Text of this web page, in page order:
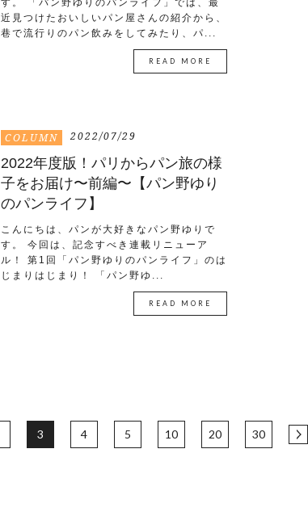
す。 「パン野ゆりのパンライフ」では、最
近見つけたおいしいパン屋さんの紹介から、
巷で流行りのパン飲みをしてみたり、パ...
READ MORE
COLUMN 2022/07/29
2022年度版！パリからパン旅の様
子をお届け〜前編〜【パン野ゆり
のパンライフ】
こんにちは、パンが大好きなパン野ゆりで
す。 今回は、記念すべき連載リニューア
ル！ 第1回「パン野ゆりのパンライフ」のは
じまりはじまり！ 「パン野ゆ...
READ MORE
3 4 5 10 20 30